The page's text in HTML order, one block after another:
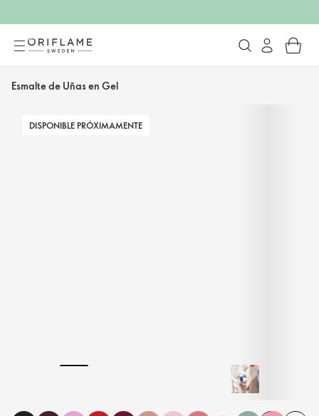
Esmalte de Uñas en Gel
DISPONIBLE PRÓXIMAMENTE